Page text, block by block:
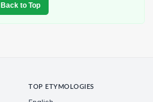
Back to Top
TOP ETYMOLOGIES